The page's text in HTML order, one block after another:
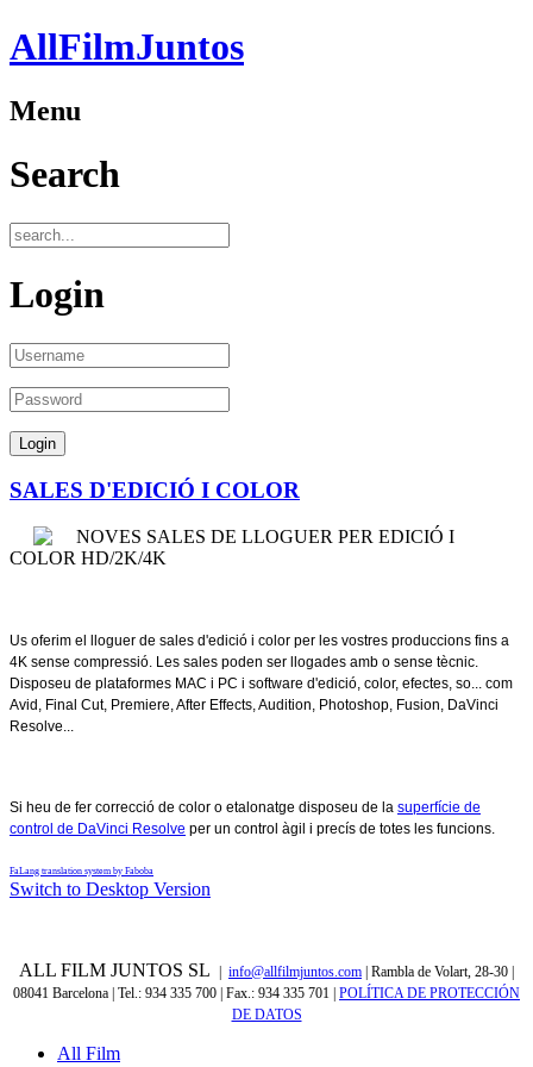
AllFilmJuntos
Menu
Search
Login
SALES D'EDICIÓ I COLOR
NOVES SALES DE LLOGUER PER EDICIÓ I
COLOR HD/2K/4K
Us oferim el lloguer de sales d'edició i color per les vostres produccions fins a
4K sense compressió. Les sales poden ser llogades amb o sense tècnic.
Disposeu de plataformes MAC i PC i software d'edició, color, efectes, so... com
Avid, Final Cut, Premiere, After Effects, Audition, Photoshop, Fusion, DaVinci
Resolve...
Si heu de fer correcció de color o etalonatge disposeu de la superfície de
control de DaVinci Resolve per un control àgil i precís de totes les funcions.
FaLang translation system by Faboba
Switch to Desktop Version
ALL FILM JUNTOS SL info@allfilmjuntos.com | Rambla de Volart, 28-30 |
08041 Barcelona | Tel.: 934 335 700 | Fax.: 934 335 701 POLÍTICA DE PROTECCIÓN
DE DATOS
All Film